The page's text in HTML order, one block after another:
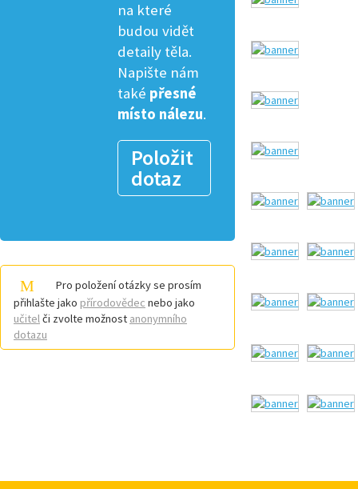
na které
budou vidět
detaily těla.
Napište nám
také přesné
místo nálezu.
Položit
dotaz
Pro položení otázky se prosím
přihlašte jako přírodovědec nebo jako
učitelči zvolte možnost anonymního
dotazu